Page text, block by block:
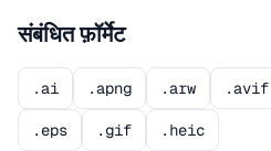
संबंधित फ़ॉर्मेट
.ai .apng .arw .avif
.eps .gif .heic